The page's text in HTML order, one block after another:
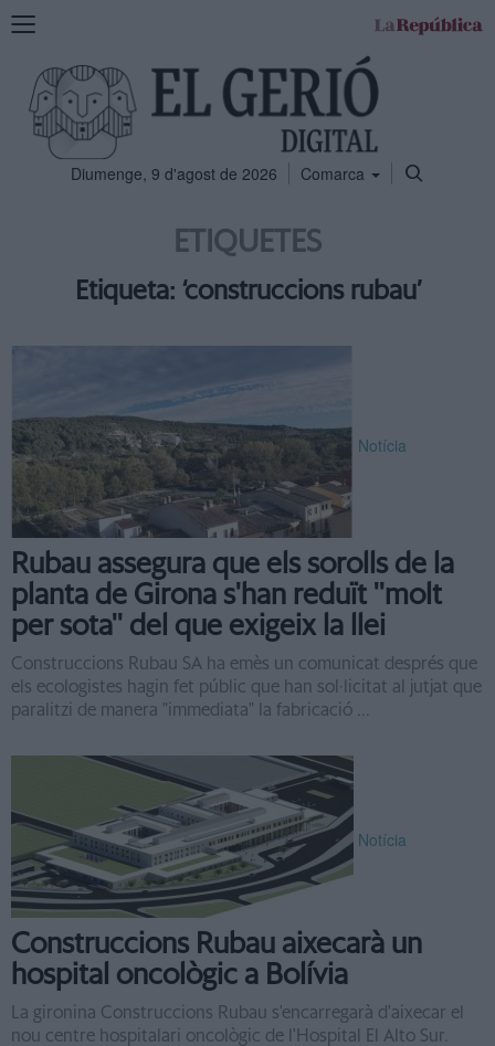
Mostra
navegació
Diumenge, 9 d'agost de 2026 Comarca
ETIQUETES
Etiqueta: ‘construccions rubau’
Notícia
Rubau assegura que els sorolls de la
planta de Girona s'han reduït ''molt
per sota'' del que exigeix la llei
Construccions Rubau SA ha emès un comunicat després que
els ecologistes hagin fet públic que han sol·licitat al jutjat que
paralitzi de manera "immediata" la fabricació ...
Notícia
Construccions Rubau aixecarà un
hospital oncològic a Bolívia
La gironina Construccions Rubau s'encarregarà d'aixecar el
nou centre hospitalari oncològic de l'Hospital El Alto Sur.